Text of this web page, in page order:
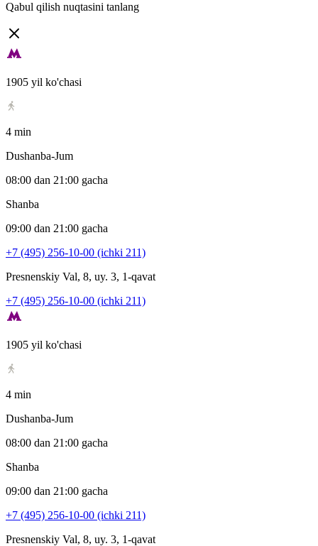
Qabul qilish nuqtasini tanlang
1905 yil ko'chasi
4 min
Dushanba-Jum
08:00 dan 21:00 gacha
Shanba
09:00 dan 21:00 gacha
+7 (495) 256-10-00 (ichki 211)
Presnenskiy Val, 8, uy. 3, 1-qavat
+7 (495) 256-10-00 (ichki 211)
1905 yil ko'chasi
4 min
Dushanba-Jum
08:00 dan 21:00 gacha
Shanba
09:00 dan 21:00 gacha
+7 (495) 256-10-00 (ichki 211)
Presnenskiy Val, 8, uy. 3, 1-qavat